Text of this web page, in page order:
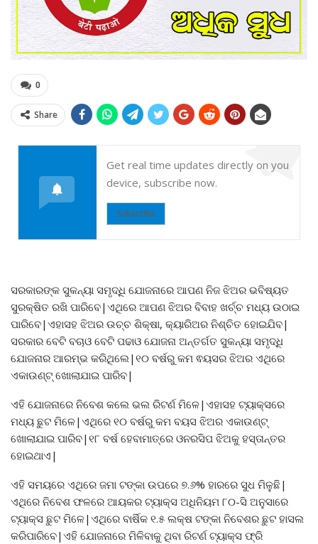
0
Share
Get real time updates directly on you
device, subscribe now.
Subscribe
ସରକାରଙ୍କ ସୁକନ୍ୟା ସମୃଦ୍ଧି ଯୋଜନାରେ ଆପଣ ନିଜ ଝିଅର ଭବିଷ୍ୟତ
ସୁରକ୍ଷିତ ରଖି ପାରିବେ|ଏଥିରେ ଆପଣ ଝିଅର ବିବାହ ଖର୍ଚ୍ଚ ମଧ୍ୟ ଉଠାଇ
ପାରିବେ|ଏହାସହ ଝିଅର ଉଚ୍ଚ ଶିକ୍ଷା, କ୍ୟାରିଅର ନିଶ୍ଚିତ ହୋଇଯିବ|
ସରକାର ବେଟି ବଚାଓ ବେଟି ପଢାଓ ଯୋଜନା ଅନ୍ତର୍ଗତ ସୁକନ୍ୟା ସମୃଦ୍ଧି
ଯୋଜନାର ଆରମ୍ଭ କରିଥିଲେ|୧୦ ବର୍ଷରୁ କମ ଵୟସର ଝିଅର ଏଥିରେ
ଏକାଉଣ୍ଟ୍ ଖୋଲାଯାଇ ପାରିବ|
ଏହି ଯୋଜନାରେ ନିବେଶ କଲେ ଭଲ ରିଟର୍ଣ ମିଳେ|ଏହାସହ ଟ୍ୟାକ୍ସରେ
ମଧ୍ୟ ଛୁଟ ମିଳେ|ଏଥିରେ ୧୦ ବର୍ଷରୁ କମ ବୟସ ଝିଅର ଏକାଉଣ୍ଟ୍
ଖୋଲାଯାଇ ପାରିବ|୧୮ ବର୍ଷ ହେବାମାତ୍ରେ ଓନରସିପ ଝିଅକୁ ହସ୍ତାନ୍ତର
ହୋଇଥାଏ|
ଏହି ସମୟରେ ଏଥିରେ ଜମା ଟଙ୍କା ଉପରେ ୭.୬% ହାରରେ ସୁଧ ମିଳୁଛି|
ଏଥିରେ ନିବେଶ ଫଳରେ ଆୟକର ଟ୍ୟାକ୍ସ ଅଧିନିୟମ ୮୦-ସି ଅନୁସାରେ
ଟ୍ୟାକ୍ସ ଛୁଟ ମିଳେ|ଏଥିରେ ବାର୍ଷିକ ୧.୫ ଲକ୍ଷ ଟଙ୍କା ନିବେଶର ଛୁଟ ହାସଲ
କରିପାରିବେ|ଏହି ଯୋଜନାରେ ମିଳିବାକୁ ଥିବା ରିଟର୍ଣ ଟ୍ୟାକ୍ସ ଫ୍ରି